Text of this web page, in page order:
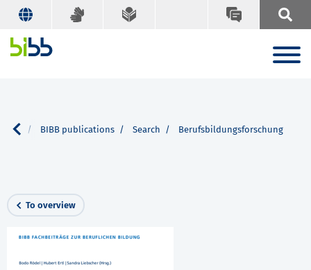
BIBB publications Search Berufsbildungsforschung
To overview